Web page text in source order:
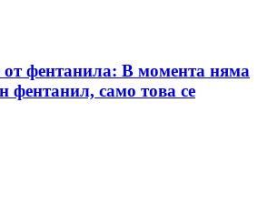
от фентанила: В момента няма
фентанил, само това се